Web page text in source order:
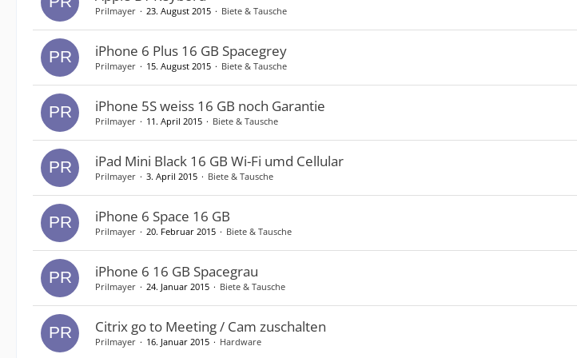
Prilmayer 23. August 2015 Biete & Tausche
iPhone 6 Plus 16 GB Spacegrey
Prilmayer 15. August 2015 Biete & Tausche
iPhone 5S weiss 16 GB noch Garantie
Prilmayer 11. April 2015 Biete & Tausche
iPad Mini Black 16 GB Wi-Fi umd Cellular
Prilmayer 3. April 2015 Biete & Tausche
iPhone 6 Space 16 GB
Prilmayer 20. Februar 2015 Biete & Tausche
iPhone 6 16 GB Spacegrau
Prilmayer 24. Januar 2015 Biete & Tausche
Citrix go to Meeting / Cam zuschalten
Prilmayer 16. Januar 2015 Hardware